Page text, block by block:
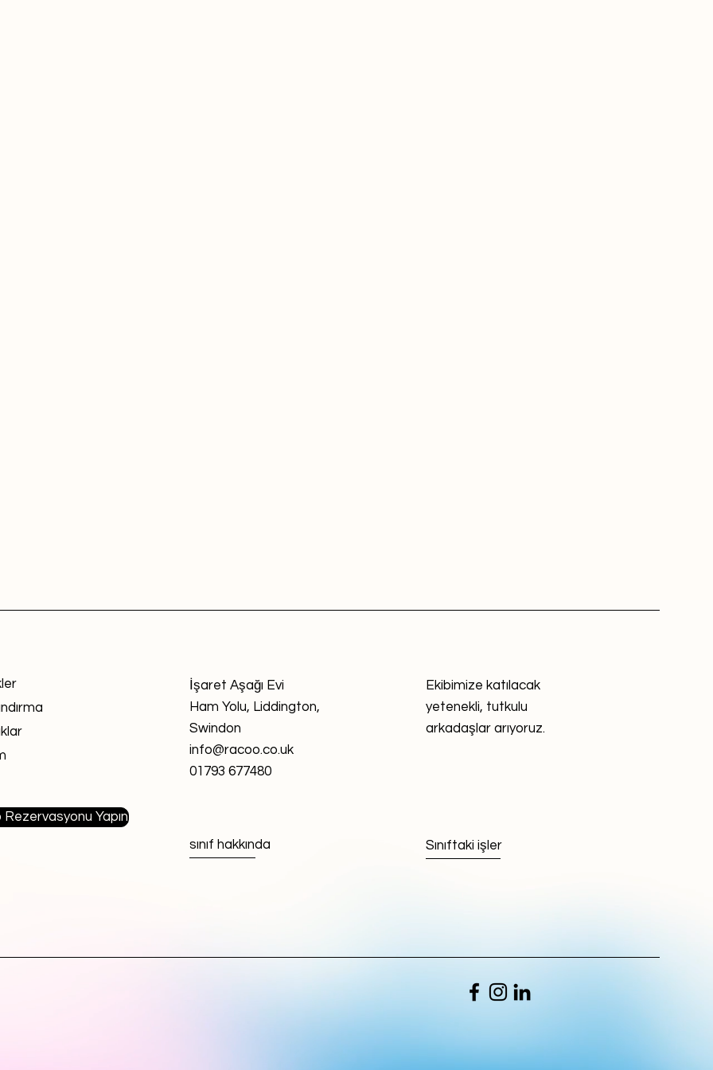
Yapın
İşaret Aşağı Evi
Ham Yolu, Liddington,
Swindon
info@racoo.co.uk
01793 677480
sınıf hakkında
Ekibimize katılacak
yetenekli, tutkulu
arkadaşlar arıyoruz.
Sınıftaki işler